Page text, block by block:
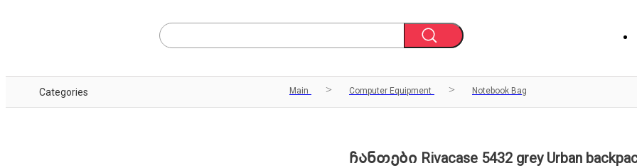
Categories Main Computer Equipment Notebook Bag
ჩანთები Rivacase 5432 grey Urban